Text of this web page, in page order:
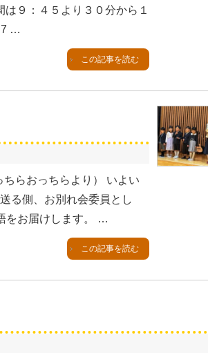
９：４５より３０分から１
…
この記事を読む
らおっちらより） いよい
る側、お別れ会委員とし
をお届けします。 …
この記事を読む